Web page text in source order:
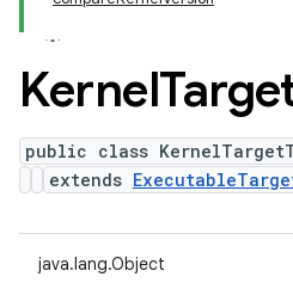
Kernel
public class
extends
java.lang.Object